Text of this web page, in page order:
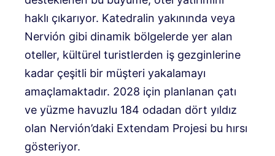
haklı çıkarıyor. Katedralin yakınında veya
Nervión gibi dinamik bölgelerde yer alan
oteller, kültürel turistlerden iş gezginlerine
kadar çeşitli bir müşteri yakalamayı
amaçlamaktadır. 2028 için planlanan çatı
ve yüzme havuzlu 184 odadan dört yıldız
olan Nervión’daki Extendam Projesi bu hırsı
gösteriyor.